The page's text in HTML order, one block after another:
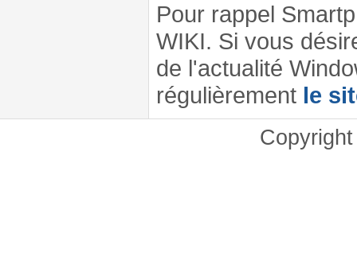
Pour rappel
WIKI. Si vous
de l'actualité
régulièrement le